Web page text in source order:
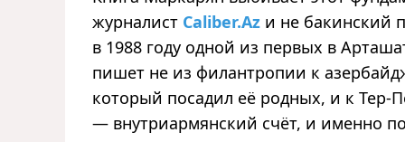
журналист Caliber.Az и не бакинский
в 1988 году одной из первых в
пишет не из филантропии к
который посадил её родных, и к Тер-
— внутриармянский счёт, и именно